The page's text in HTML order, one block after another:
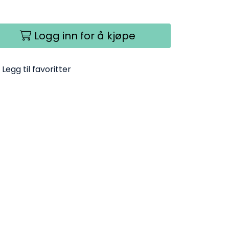
Logg inn for å kjøpe
Legg til favoritter